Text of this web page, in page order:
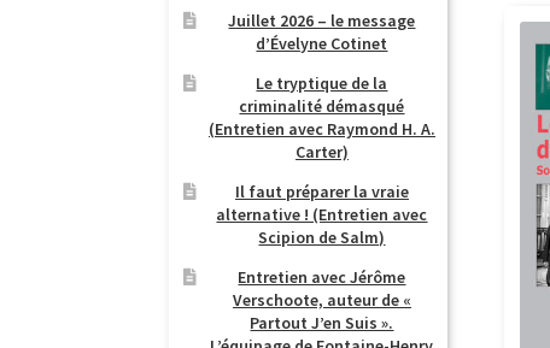
Juillet 2026 – le message
d’Évelyne Cotinet
Le tryptique de la
criminalité démasqué
(Entretien avec Raymond H. A.
Carter)
Il faut préparer la vraie
alternative ! (Entretien avec
Scipion de Salm)
Entretien avec Jérôme
Verschoote, auteur de «
Partout J’en Suis ».